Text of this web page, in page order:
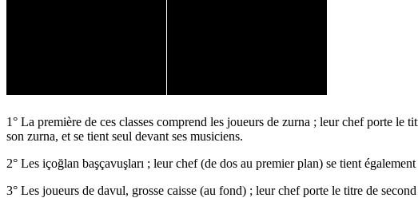
1° La première de ces classes comprend les joueurs de zurna ; leur chef porte
son zurna, et se tient seul devant ses musiciens.
2° Les içoğlan başçavuşları ; leur chef (de dos au premier plan) se tient
3° Les joueurs de davul, grosse caisse (au fond) ; leur chef porte le titre de